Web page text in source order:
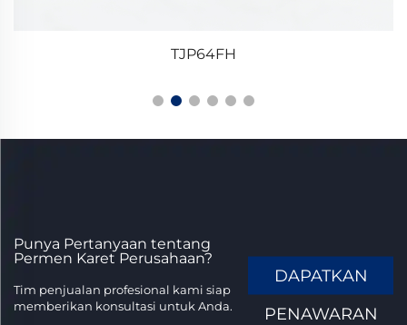
TJP64FH
Punya Pertanyaan tentang
Permen Karet Perusahaan?
Tim penjualan profesional kami siap
memberikan konsultasi untuk Anda.
DAPATKAN
PENAWARAN